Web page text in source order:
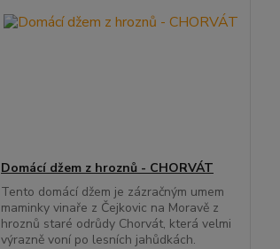
Domácí džem z hroznů - CHORVÁT
Tento domácí džem je zázračným umem
maminky vinaře z Čejkovic na Moravě z
hroznů staré odrůdy Chorvát, která velmi
výrazně voní po lesních jahůdkách.